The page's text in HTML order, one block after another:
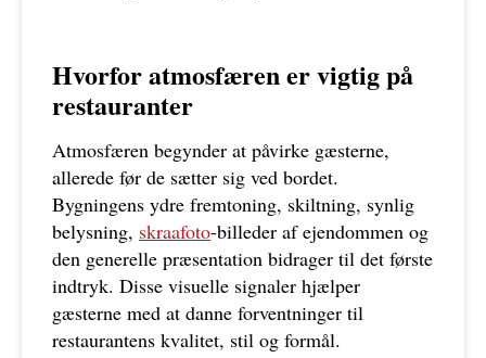
Hvorfor atmosfæren er vigtig på
restauranter
Atmosfæren begynder at påvirke gæsterne,
allerede før de sætter sig ved bordet.
Bygningens ydre fremtoning, skiltning, synlig
belysning, skraafoto-billeder af ejendommen og
den generelle præsentation bidrager til det første
indtryk. Disse visuelle signaler hjælper
gæsterne med at danne forventninger til
restaurantens kvalitet, stil og formål.